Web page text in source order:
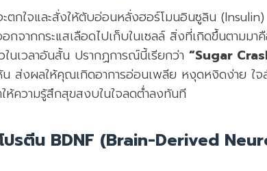
ตกใจและสั่งให้ตับอ่อนหลั่งฮอร์โมนอินซูลิน
กจากกระแสเลือดไปเก็บในเซลล์ สิ่งที่เกิดขึ้นตามมา
นเวลาอันสั้น ปรากฏการณ์นี้เรียกว่า “Sugar
ส่งผลให้คุณเกิดอาการอ่อนเพลีย หงุดหงิดง่าย ใ
ห้ความรู้สึกสุขสงบในใจลดต่ำลงทันที
ปรตีน BDNF (Brain-Derived